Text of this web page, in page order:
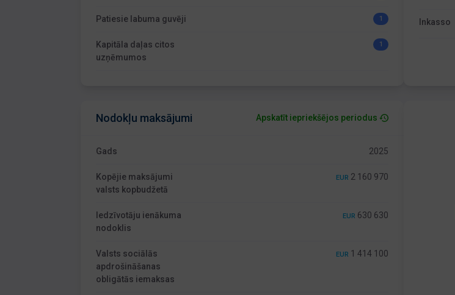
Patiesie labuma guvēji 1
Kapitāla daļas citos
uzņēmumos
1
Inkasso
Nodokļu maksājumi Apskatīt iepriekšējos periodus
Gads 2025
Kopējie maksājumi
valsts kopbudžetā
EUR 2 160 970
Iedzīvotāju ienākuma
nodoklis
EUR 630 630
Valsts sociālās
apdrošināšanas
obligātās iemaksas
EUR 1 414 100